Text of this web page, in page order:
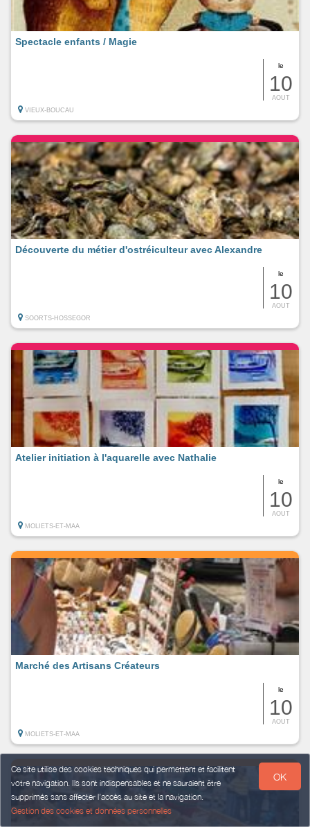
Ce site utilise des cookies techniques qui permettent et facilitent
votre navigation. Ils sont indispensables et ne sauraient être
supprimés sans affecter l’accès au site et la navigation.
Gestion des cookies et données personnelles
OK
le
10
AOUT
Spectacle enfants / Magie
VIEUX-BOUCAU
le
10
AOUT
Découverte du métier d'ostréiculteur avec Alexandre
SOORTS-HOSSEGOR
le
10
AOUT
Atelier initiation à l'aquarelle avec Nathalie
MOLIETS-ET-MAA
le
10
AOUT
Marché des Artisans Créateurs
MOLIETS-ET-MAA